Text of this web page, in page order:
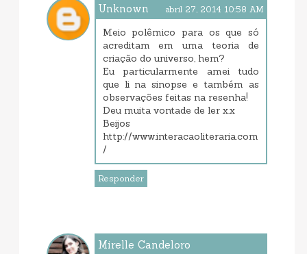
Unknown abril 27, 2014 10:58 AM
Meio polêmico para os que só
acreditam em uma teoria de
criação do universo, hem?
Eu particularmente amei tudo
que li na sinopse e também as
observações feitas na resenha!
Deu muita vontade de ler x.x
Beijos
http://www.interacaoliteraria.com
/
Responder
Mirelle Candeloro